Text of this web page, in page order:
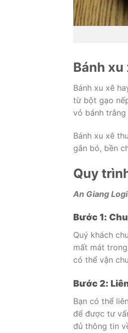
Bánh xu
Bánh xu xê
từ bột gạo
vỏ bánh
Bánh xu xê
gắn bó, bền
Quy
An Giang
Bước 1:
Quý khách
mất mát
có thể vận
Bước 2:
Bạn có thể
để được tư
đủ thông tin